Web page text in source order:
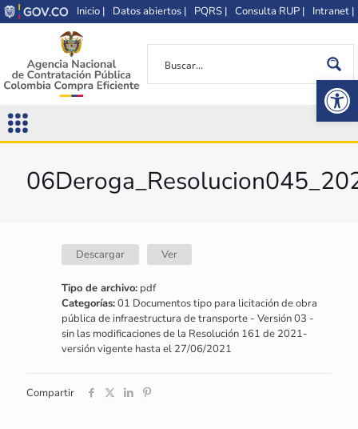
Inicio | Datos abiertos | PQRS | Consulta RUP | Intranet |
Descargar Ver
Tipo de archivo:pdf
Categorías:01 Documentos tipo para licitación de obra
pública de infraestructura de transporte - Versión 03 -
sin las modificaciones de la Resolución 161 de 2021-
versión vigente hasta el 27/06/2021
Compartir